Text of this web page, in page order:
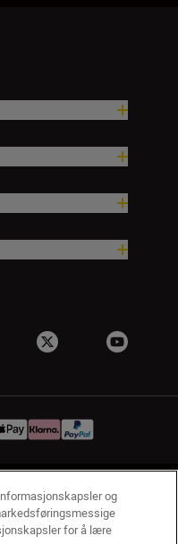
Bruksvilkår
og
for å lære